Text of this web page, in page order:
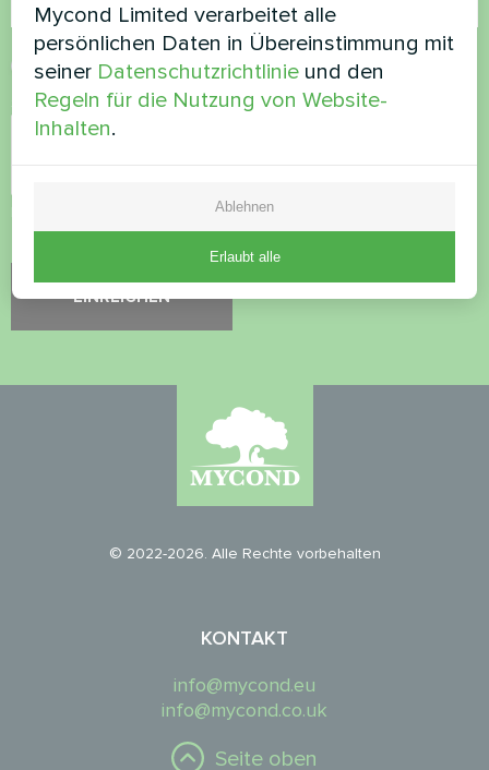
Datenschutzbestimmungenakzeptieren
Sicherheitsüberprüfung*
Bitte vergewissern Sie sich, dass Sie kein Roboter sind.
© 2022-2026. Alle Rechte vorbehalten
KONTAKT
info@mycond.eu
info@mycond.co.uk
Seite oben
Mycond Limited verarbeitet alle
persönlichen Daten in Übereinstimmung mit
seiner Datenschutzrichtlinie und den
Regeln für die Nutzung von Website-
Inhalten.
Ablehnen
Erlaubt alle